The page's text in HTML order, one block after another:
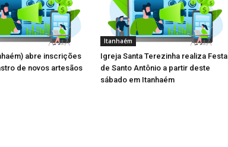
abre inscrições
de novos artesãos
Itanhaém
Igreja Santa Terezinha realiza Festa
de Santo Antônio a partir deste
sábado em Itanhaém